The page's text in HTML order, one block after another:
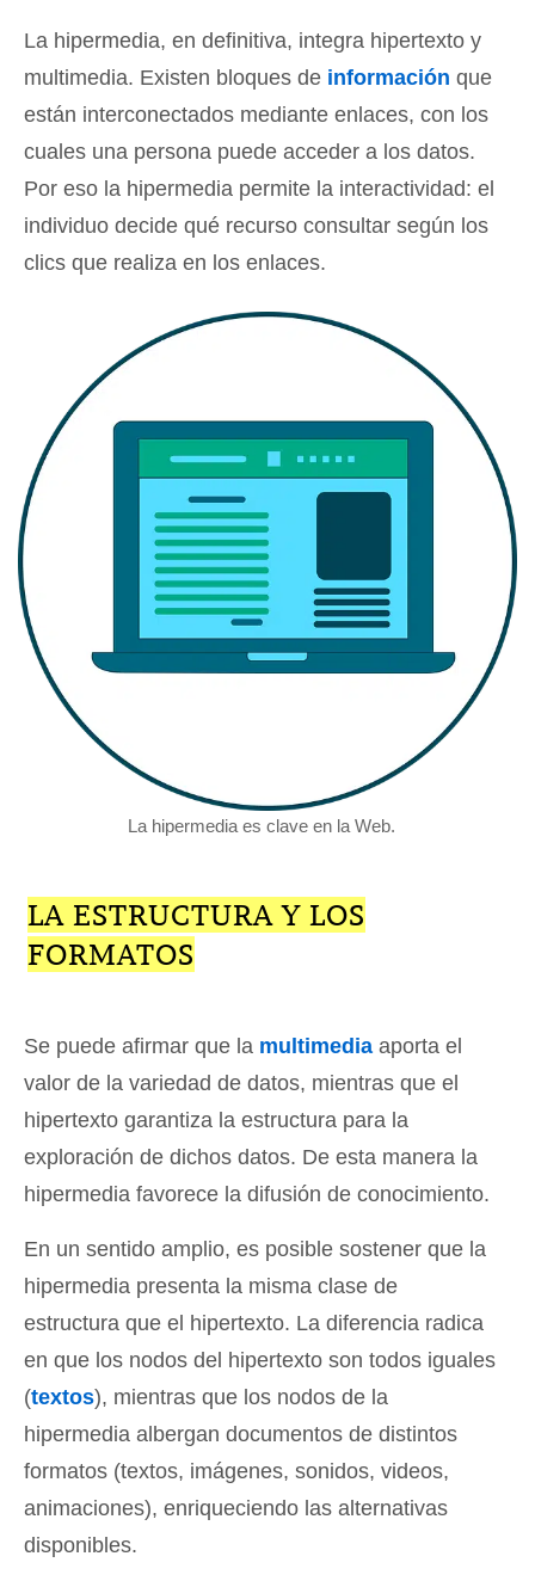
La hipermedia, en definitiva, integra hipertexto y
multimedia. Existen bloques de información que
están interconectados mediante enlaces, con los
cuales una persona puede acceder a los datos.
Por eso la hipermedia permite la interactividad: el
individuo decide qué recurso consultar según los
clics que realiza en los enlaces.
La hipermedia es clave en la Web.
LA ESTRUCTURA Y LOS
FORMATOS
Se puede afirmar que la multimedia aporta el
valor de la variedad de datos, mientras que el
hipertexto garantiza la estructura para la
exploración de dichos datos. De esta manera la
hipermedia favorece la difusión de conocimiento.
En un sentido amplio, es posible sostener que la
hipermedia presenta la misma clase de
estructura que el hipertexto. La diferencia radica
en que los nodos del hipertexto son todos iguales
(textos), mientras que los nodos de la
hipermedia albergan documentos de distintos
formatos (textos, imágenes, sonidos, videos,
animaciones), enriqueciendo las alternativas
disponibles.